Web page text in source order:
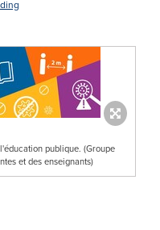
publique. (Groupe
et des enseignants)